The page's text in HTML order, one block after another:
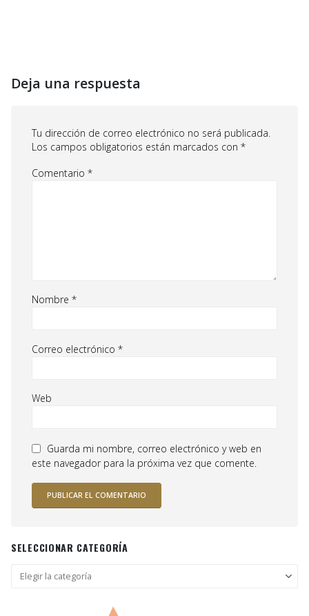
Deja una respuesta
Tu dirección de correo electrónico no será publicada.
Los campos obligatorios están marcados con *
Comentario *
Nombre *
Correo electrónico *
Web
Guarda mi nombre, correo electrónico y web en
este navegador para la próxima vez que comente.
SELECCIONAR CATEGORÍA
Seleccionar
categoría